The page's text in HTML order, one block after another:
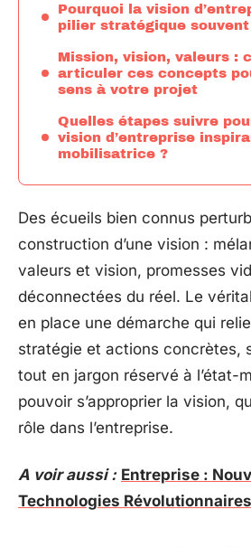
Pourquoi la vision
pilier stratégique
Mission, vision, valeurs :
articuler ces concepts
sens à votre projet
Quelles étapes suivre
vision d’entreprise
mobilisatrice ?
Des écueils bien connus
construction d’une vision :
valeurs et vision, promesses
déconnectées du réel. Le
en place une démarche qui
stratégie et actions concrètes,
tout en jargon réservé à l’état-
pouvoir s’approprier la vision,
rôle dans l’entreprise.
A voir aussi : Entreprise :
Technologies